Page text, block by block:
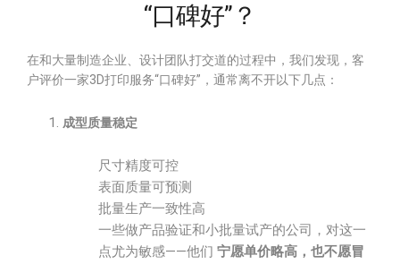
“口碑好”？
在和大量制造企业、设计团队打交道的过程中，我们发现，客
户评价一家3D打印服务“口碑好”，通常离不开以下几点：
成型质量稳定
尺寸精度可控
表面质量可预测
批量生产一致性高
一些做产品验证和小批量试产的公司，对这一
点尤为敏感——他们 宁愿单价略高，也不愿冒